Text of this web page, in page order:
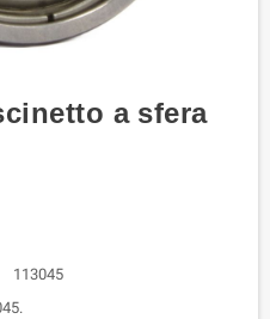
a sfera
113045